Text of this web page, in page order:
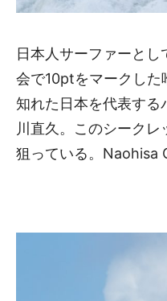
日本人サーファーと
会で10ptをマークした
知れた日本を代表する
川直久。このシークレ
狙っている。Naohisa